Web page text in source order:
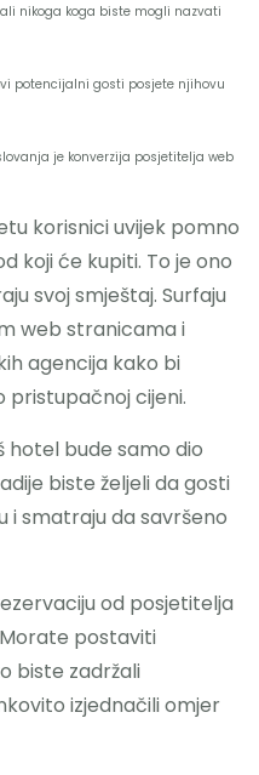
nikoga koga biste mogli nazvati
potencijalni gosti posjete njihovu
je konverzija posjetitelja web
korisnici uvijek pomno
koji će kupiti. To je ono
svoj smještaj. Surfaju
web stranicama i
agencija kako bi
pristupačnoj cijeni.
hotel bude samo dio
biste željeli da gosti
smatraju da savršeno
od posjetitelja
postaviti
biste zadržali
izjednačili omjer